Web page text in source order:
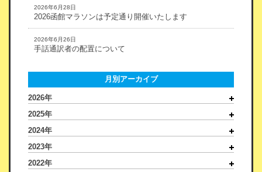
2026年6月28日
2026函館マラソンは予定通り開催いたします
2026年6月26日
手話通訳者の配置について
月別アーカイブ
2026年
2025年
2024年
2023年
2022年